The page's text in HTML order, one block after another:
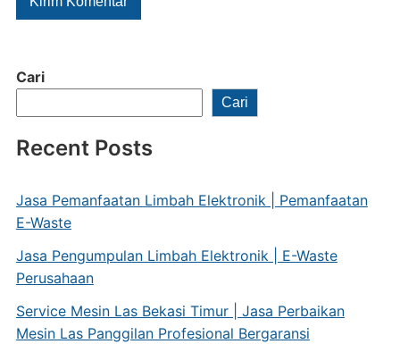
Cari
Cari
Recent Posts
Jasa Pemanfaatan Limbah Elektronik | Pemanfaatan
E-Waste
Jasa Pengumpulan Limbah Elektronik | E-Waste
Perusahaan
Service Mesin Las Bekasi Timur | Jasa Perbaikan
Mesin Las Panggilan Profesional Bergaransi